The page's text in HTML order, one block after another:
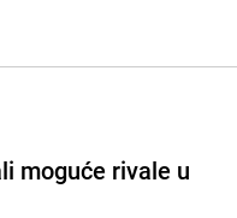
moguće rivale u